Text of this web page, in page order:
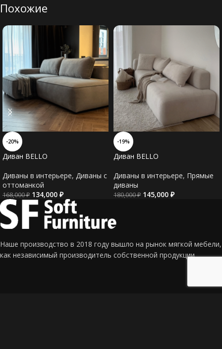
Похожие
-20%
Диван BELLO
Диваны в интерьере, Диваны c
оттоманкой
168,000₽ 134,000 ₽
-19%
Диван BELLO
Диваны в интерьере, Прямые
диваны
180,000₽ 145,000 ₽
Наше производство в 2018 году вышло на рынок мягкой мебели,
как независимый производитель собственной продукции.